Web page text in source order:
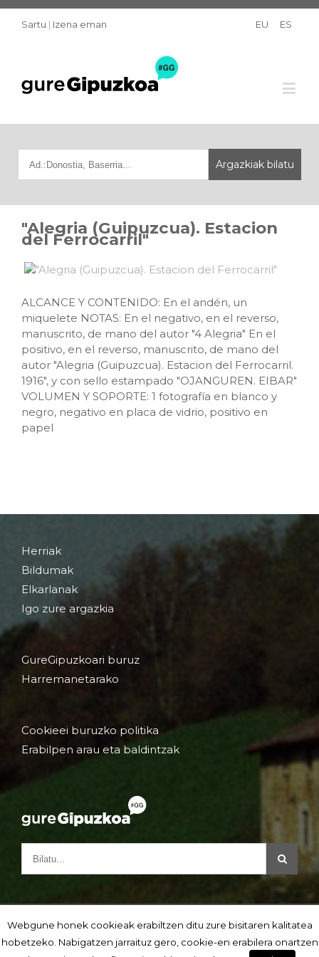
Sartu | Izena eman EU ES
"Alegria (Guipuzcua). Estacion
del Ferrocarril"
ALCANCE Y CONTENIDO: En el andén, un
miquelete NOTAS: En el negativo, en el reverso,
manuscrito, de mano del autor "4 Alegria" En el
positivo, en el reverso, manuscrito, de mano del
autor "Alegria (Guipuzcua). Estacion del Ferrocarril.
1916", y con sello estampado "OJANGUREN. EIBAR"
VOLUMEN Y SOPORTE: 1 fotografía en blanco y
negro, negativo en placa de vidrio, positivo en
papel
Herriak
Bildumak
Elkarlanak
Igo zure argazkia
GureGipuzkoari buruz
Harremanetarako
Cookieei buruzko politika
Erabilpen arau eta baldintzak
Webgune honek cookieak erabiltzen ditu zure bisitaren kalitatea
hobetzeko. Nabigatzen jarraituz gero, cookie-en erabilera onartzen